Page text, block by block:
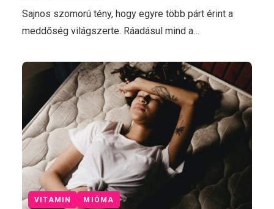
Sajnos szomorú tény, hogy egyre több párt érint a
meddőség világszerte. Ráadásul mind a…
VITAMIN MIÓMA